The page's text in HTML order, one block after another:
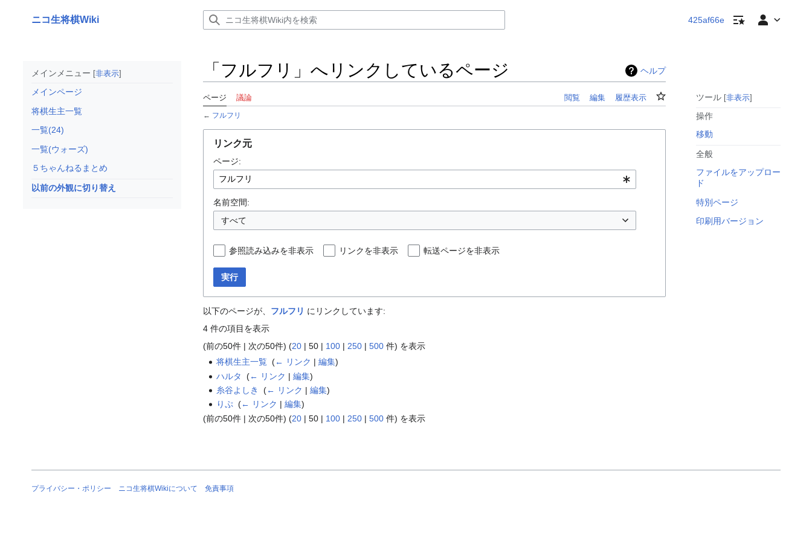
ン
に
キ
ッ
ニコ生将棋Wiki 425af66e ウォッチリスト
個人用ツール
メインメニュー 非表示
メインページ
将棋生主一覧
一覧(24)
一覧(ウォーズ)
５ちゃんねるまとめ
以前の外観に切り替え
「フルフリ」へリンクしているページ ヘルプ
ページ 議論 閲覧 編集 履歴表示 ウォッチ ツール 非表示
操作
移動
全般
ファイルをアップロー
ド
特別ページ
印刷用バージョン
← フルフリ
リンク元
ページ:
名前空間:
すべて
参照読み込みを非表示 リンクを非表示 転送ページを非表示
実行
以下のページが、 フルフリ にリンクしています:
4 件の項目を表示
(前の50件 | 次の50件) (20 | 50 | 100 | 250 | 500 件) を表示
将棋生主一覧 ‎(← リンク |編集)
ハルタ
‎(← リンク |編集)
糸谷よしき
‎(← リンク |編集)
りぷ ‎(← リンク |編集)
(前の50件 | 次の50件) (20 | 50 | 100 | 250 | 500 件) を表示
プライバシー・ポリシー ニコ生将棋Wikiについて 免責事項